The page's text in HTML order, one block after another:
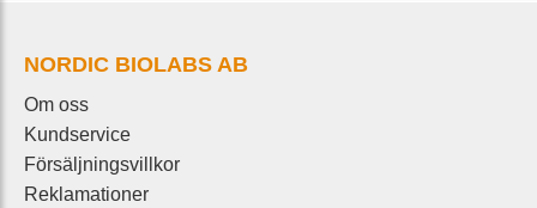
NORDIC BIOLABS AB
Om oss
Kundservice
Försäljningsvillkor
Reklamationer